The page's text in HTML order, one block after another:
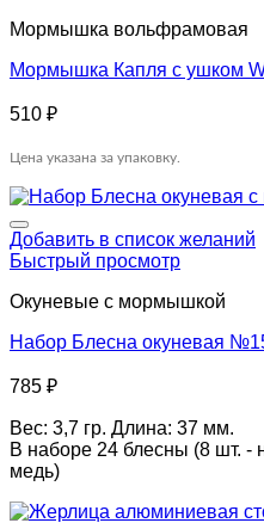
Мормышка вольфрамовая
Мормышка Капля с ушком
510 ₽
Цена указана за упаковку.
Добавить в список желаний
Быстрый просмотр
Окуневые с мормышкой
Набор Блесна окуневая
785 ₽
Вес: 3,7 гр. Длина: 37 мм.
В наборе 24 блесны (8 шт. -
медь)